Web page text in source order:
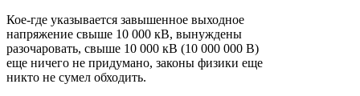
Кое-где указывается завышенное выходное
напряжение свыше 10 000 кВ, вынуждены
разочаровать, свыше 10 000 кВ (10 000 000 В)
еще ничего не придумано, законы физики еще
никто не сумел обходить.